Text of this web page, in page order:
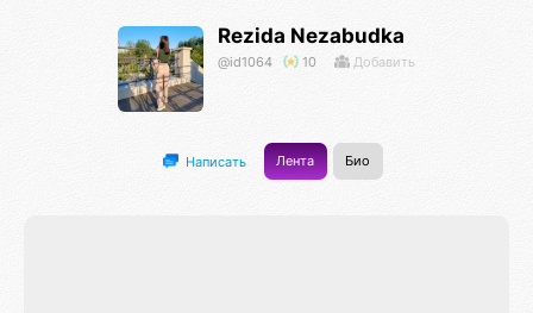
Rezida Nezabudka
@id1064 10 Добавить
Написать Лента Био